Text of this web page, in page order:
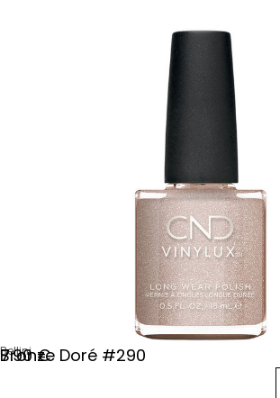
Bellini
Bronze Doré #290
7.90 €